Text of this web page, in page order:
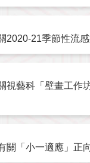
2020-21季節性流
視藝科「壁畫工作
關「小一適應」正